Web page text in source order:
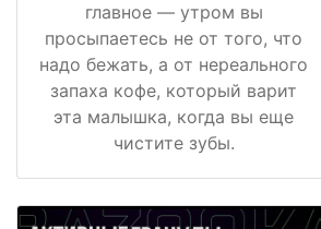
главное — утром вы
просыпаетесь не от того, что
надо бежать, а от нереального
запаха кофе, который варит
эта малышка, когда вы еще
чистите зубы.